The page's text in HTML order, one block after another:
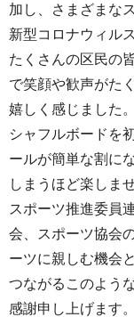
加し、さまざまな
新型コロナウィル
たくさんの区民の
で笑顔や歓声がた
嬉しく感じました
シャフルボードを
ールが簡単な割に
しまうほど楽しま
スポーツ推進委員
会、スポーツ協会
ーツに親しむ機会
つながるこのよう
感謝申し上げます。